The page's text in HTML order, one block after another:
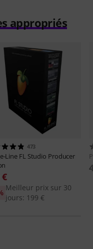
appropriés
473
Line FL Studio Producer
€
Meilleur prix sur 30
jours: 199 €